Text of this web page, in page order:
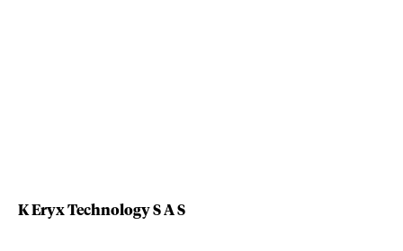
K Eryx Technology S A S